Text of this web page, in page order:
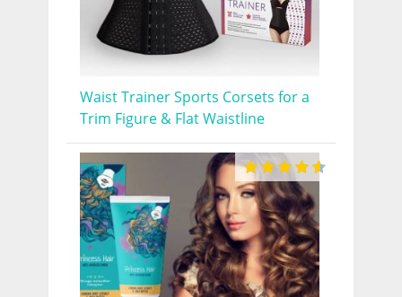
Waist Trainer Sports Corsets for a
Trim Figure & Flat Waistline